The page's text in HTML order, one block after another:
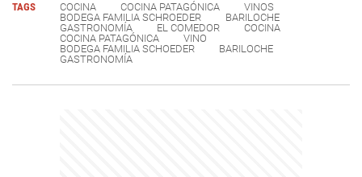
TAGS COCINA COCINA PATAGÓNICA
VINOS
BODEGA FAMILIA SCHROEDER
BARILOCHE
GASTRONOMÍA
EL COMEDOR
COCINA
COCINA PATAGÓNICA
VINO
BODEGA FAMILIA SCHOEDER
BARILOCHE
GASTRONOMÍA